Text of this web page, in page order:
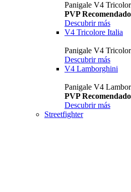
Panigale V4
PVP
Descubrir más
V4 Tricolore Italia
Panigale V4
Descubrir más
V4 Lamborghini
Panigale V4
PVP
Descubrir más
Streetfighter